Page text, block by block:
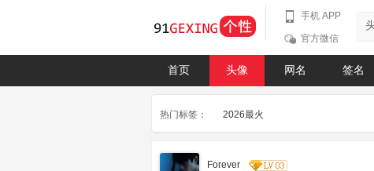
手机 APP
官方微信
首页 头像 网名 签名
热门标签： 2026最火
Forever